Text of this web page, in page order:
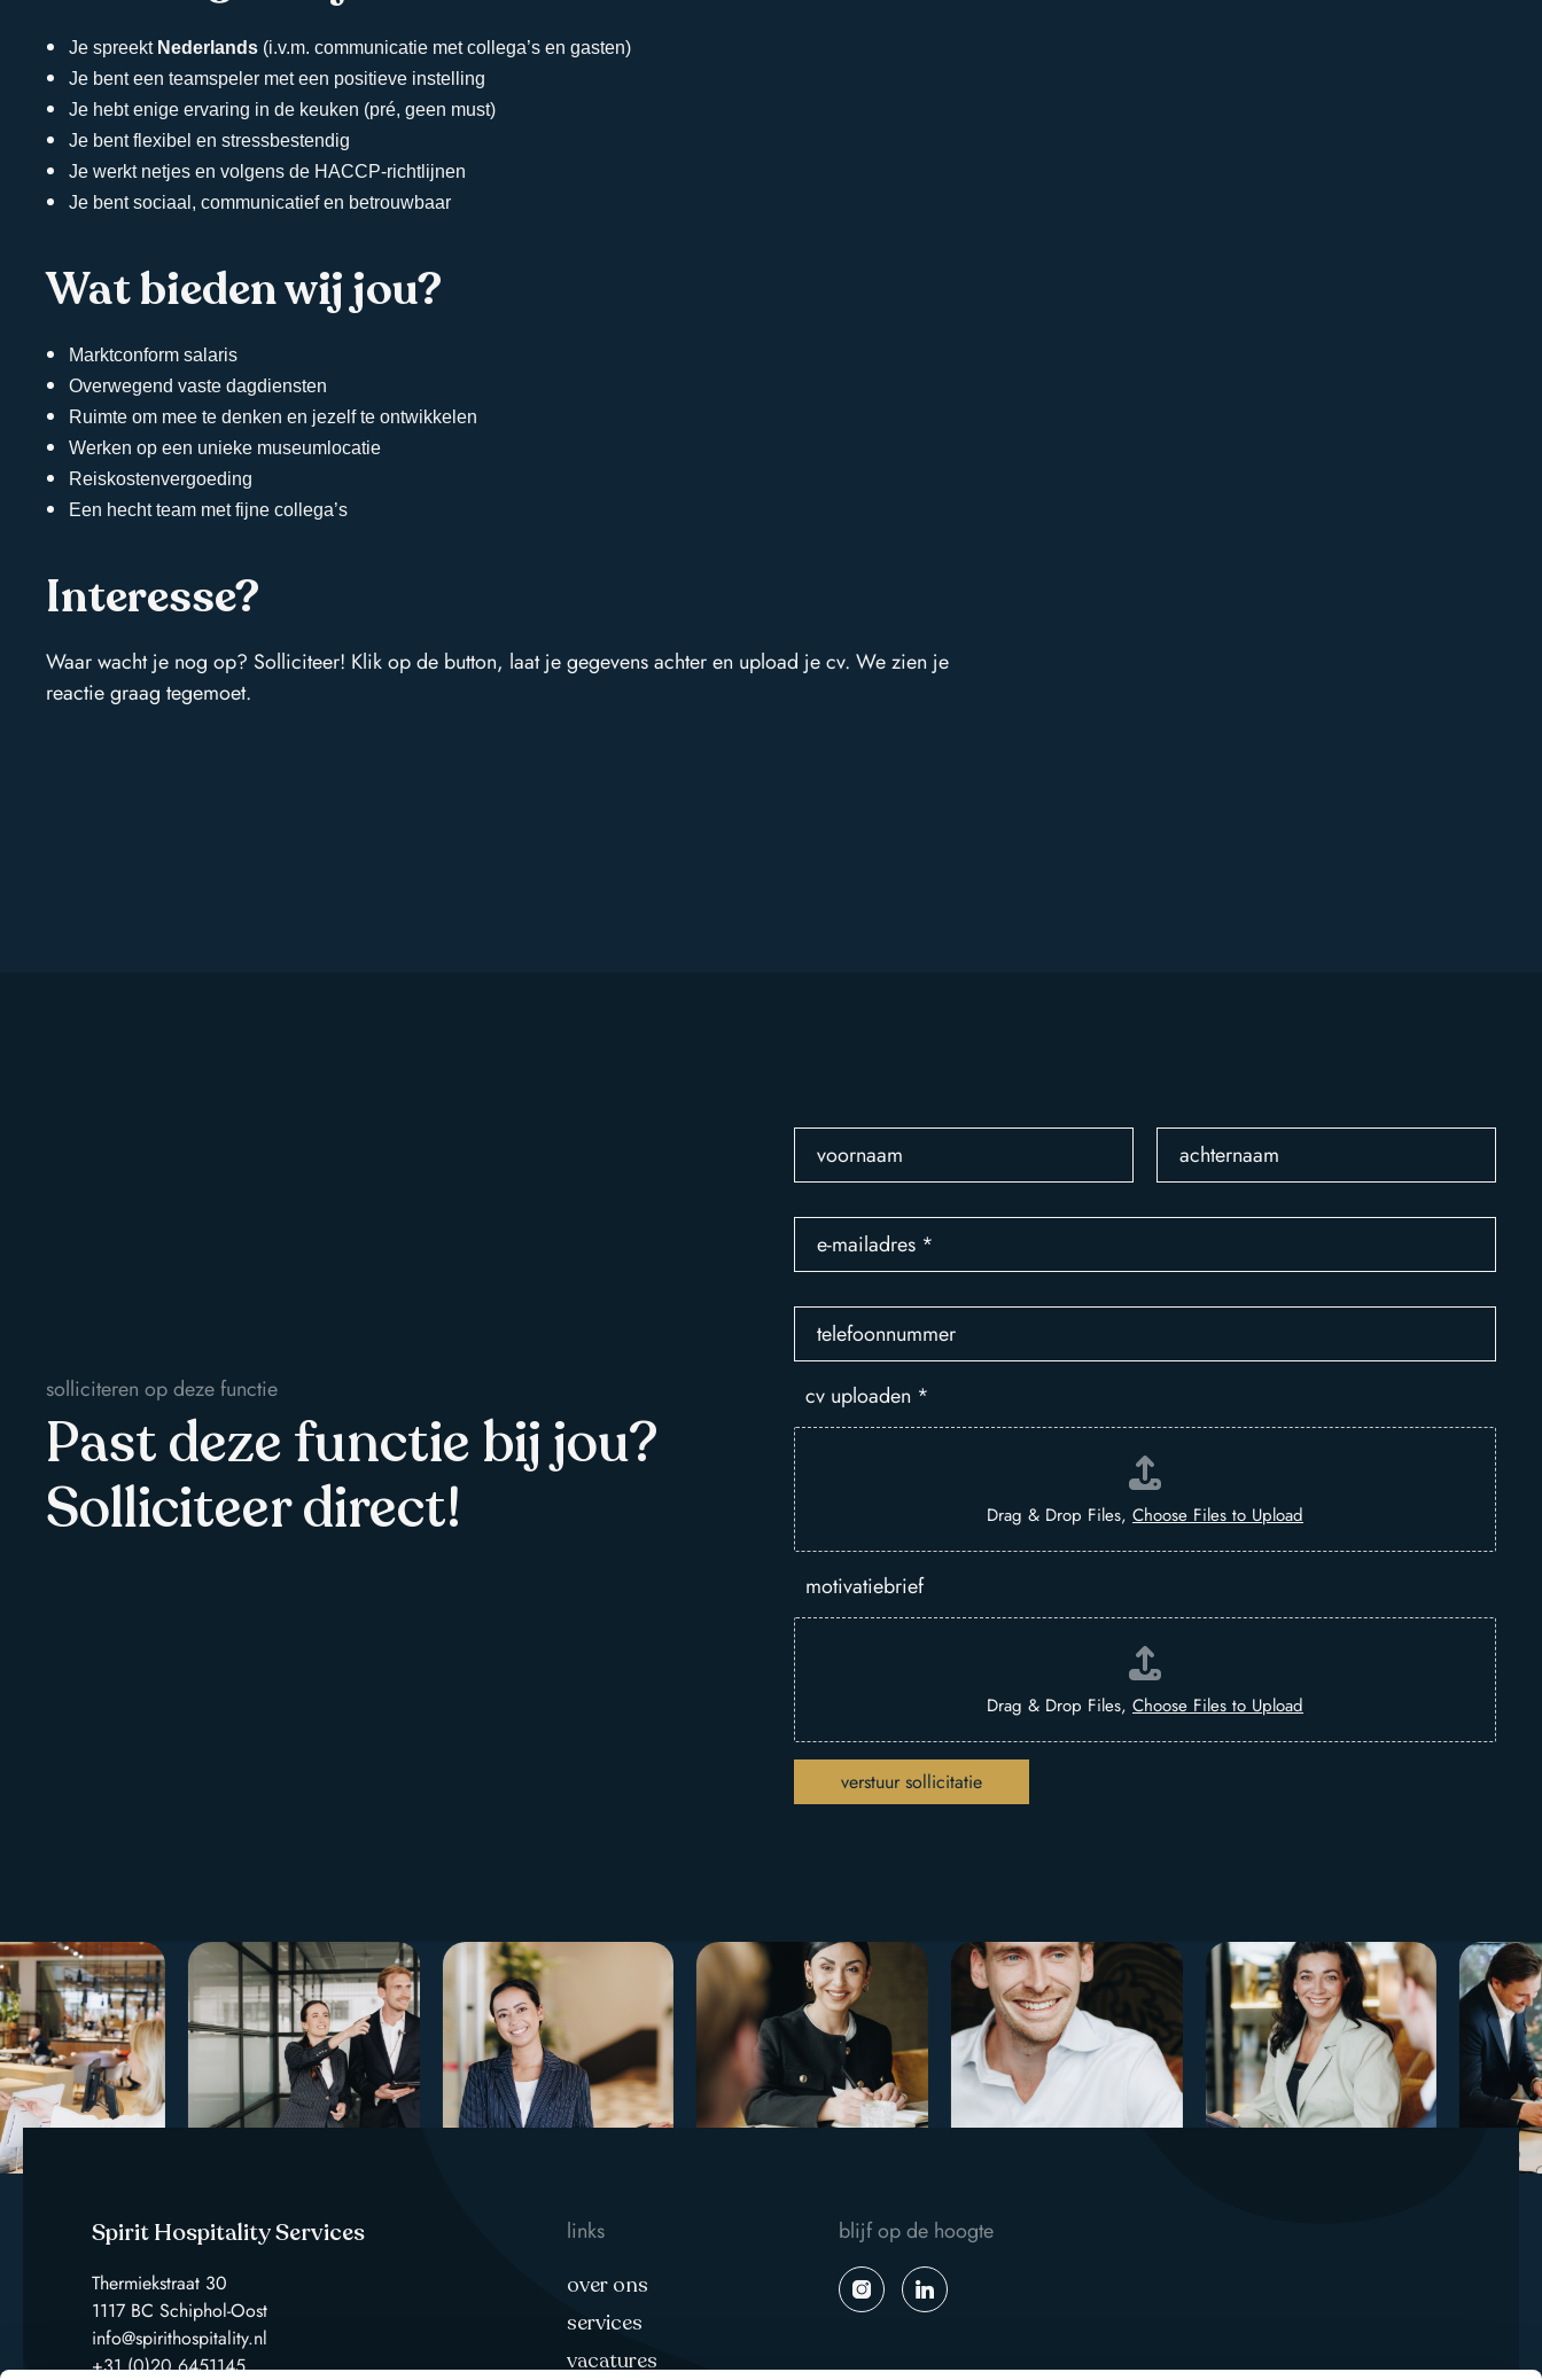
over ons
services
vacatures
stories
contact
Direct contact
met Spirit
Contactgegevens
Thermiekstraat 30
1117 BC Schiphol-Oost
info@spirithospitality.nl
+31 (0)20 6451145
BTW: NL8116114499B02
Je spreekt Nederlands (i.v.m. communicatie met collega’s en gasten)
Je bent een teamspeler met een positieve instelling
Je hebt enige ervaring in de keuken (pré, geen must)
Je bent flexibel en stressbestendig
Je werkt netjes en volgens de HACCP-richtlijnen
Je bent sociaal, communicatief en betrouwbaar
Wat bieden wij jou?
Marktconform salaris
Overwegend vaste dagdiensten
Ruimte om mee te denken en jezelf te ontwikkelen
Werken op een unieke museumlocatie
Reiskostenvergoeding
Een hecht team met fijne collega’s
Interesse?
Waar wacht je nog op? Solliciteer! Klik op de button, laat je gegevens achter en upload je cv. We zien je
reactie graag tegemoet.
solliciteren op deze functie
Past deze functie bij jou?
Solliciteer direct!
voornaam achternaam
e-mailadres *
telefoonnummer
cv uploaden *
Drag & Drop Files, Choose Files to Upload
motivatiebrief
Drag & Drop Files, Choose Files to Upload
verstuur sollicitatie
Spirit Hospitality Services
Thermiekstraat 30
1117 BC Schiphol-Oost
info@spirithospitality.nl
+31 (0)20 6451145
links
over ons
services
vacatures
blijf op de hoogte